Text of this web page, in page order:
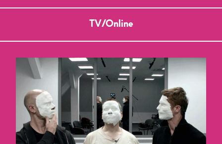
und Medienbewertung.
TV/Online